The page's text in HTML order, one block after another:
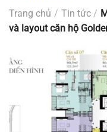
Trang chủ / Tin tức /
và layout căn hộ